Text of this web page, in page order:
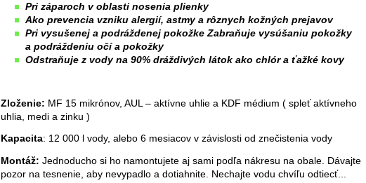
Pri záparoch v oblasti nosenia plienky
Ako prevencia vzniku alergií, astmy a rôznych kožných prejavov
Pri vysušenej a podráždenej pokožke Zabraňuje vysúšaniu pokožky
a podráždeniu očí a pokožky
Odstraňuje z vody na 90% dráždivých látok ako chlór a ťažké kovy
Zloženie: MF 15 mikrónov, AUL – aktívne uhlie a KDF médium ( spleť aktívneho
uhlia, medi a zinku )
Kapacita: 12 000 l vody, alebo 6 mesiacov v závislosti od znečistenia vody
Montáž: Jednoducho si ho namontujete aj sami podľa nákresu na obale. Dávajte
pozor na tesnenie, aby nevypadlo a dotiahnite. Nechajte vodu chvíľu odtiecť...